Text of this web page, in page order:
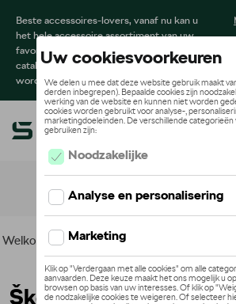
Beste accessoires-lovers, vanaf nu kan u
het hele accessoire assortiment van uw
favoriete merk terugvinden in de online
catalogus. Deze kunnen steeds besteld
worden via uw dealer.
Toggle
Welkom > Voor u >Active Collectie
Škoda pet, zwart